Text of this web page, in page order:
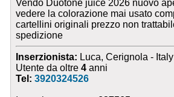
Vendo Duotone juice 2026 nuovo
vedere la colorazione mai usato
cartellini originali prezzo non
spedizione
Inserzionista: Luca, Cerignola - Italy
Utente da oltre4 anni
Tel:3920324526